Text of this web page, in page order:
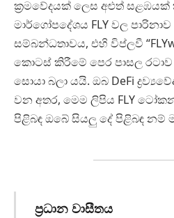
ක්‍රමවේදයක් ලෙස අළුත්
මාර්ගෝපදේශය FLY වල
සම්බන්ධතාවය, එහි විප්ලවී
කොටස් කිරීමේ පෙර පාසල
සොයා බලා යයි. ඔබ DeFi
වන අතර, මෙම ලිපිය FLY
පිළිබඳ ඔබේ සියලු දේ පිළිබඳ නම්
ප්‍රධාන වාසීතය